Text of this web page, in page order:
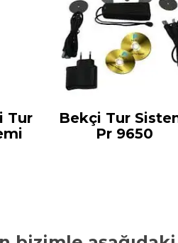
Tur
Bekçi Tur
Pr 9650